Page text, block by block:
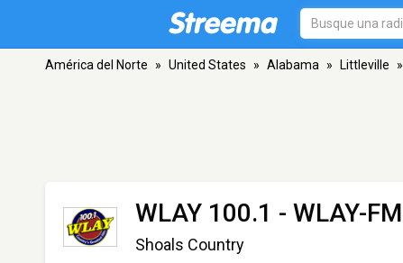
América del Norte » United States » Alabama » Littleville »
WLAY 100.1 - WLAY-FM
Shoals Country